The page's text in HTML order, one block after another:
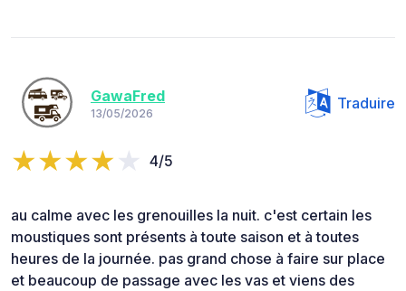
GawaFred
13/05/2026
Traduire
4/5
au calme avec les grenouilles la nuit. c'est certain les
moustiques sont présents à toute saison et à toutes
heures de la journée. pas grand chose à faire sur place
et beaucoup de passage avec les vas et viens des